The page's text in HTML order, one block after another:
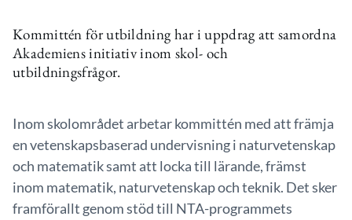
Kommittén för utbildning har i uppdrag att samordna
Akademiens initiativ inom skol- och
utbildningsfrågor.
Inom skolområdet arbetar kommittén med att främja
en vetenskapsbaserad undervisning i naturvetenskap
och matematik samt att locka till lärande, främst
inom matematik, naturvetenskap och teknik. Det sker
framförallt genom stöd till NTA-programmets